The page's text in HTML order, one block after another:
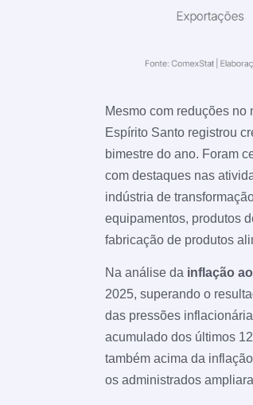
Mesmo com reduções
Espírito Santo registrou
bimestre do ano. Foram
com destaques nas
indústria de
equipamentos, produtos
fabricação de produtos
Na análise da inflação
2025, superando o
das pressões
acumulado dos últimos
também acima da
os administrados